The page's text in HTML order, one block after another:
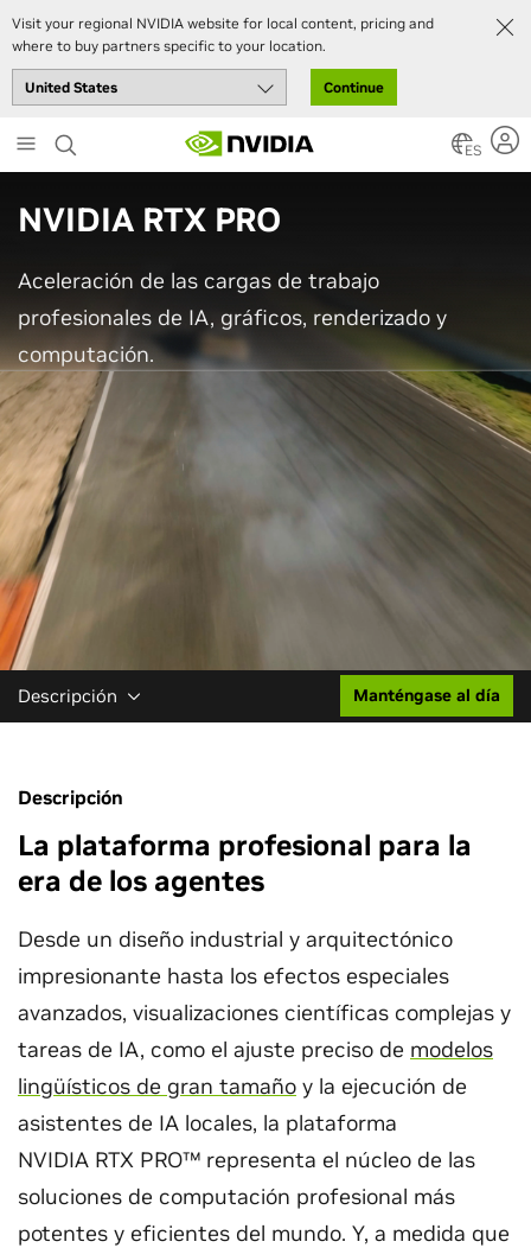
Visit your regional NVIDIA website for local content, pricing and
where to buy partners specific to your location.
Continue
to
main
ES
NVIDIA RTX PRO
Aceleración de las cargas de trabajo
profesionales de IA, gráficos, renderizado y
computación.
Descripción Manténgase al día
Descripción
La plataforma profesional para la
era de los agentes
Desde un diseño industrial y arquitectónico
impresionante hasta los efectos especiales
avanzados, visualizaciones científicas complejas y
tareas de IA, como el ajuste preciso de modelos
lingüísticos de gran tamaño y la ejecución de
asistentes de IA locales, la plataforma
NVIDIA RTX PRO™ representa el núcleo de las
soluciones de computación profesional más
potentes y eficientes del mundo. Y, a medida que